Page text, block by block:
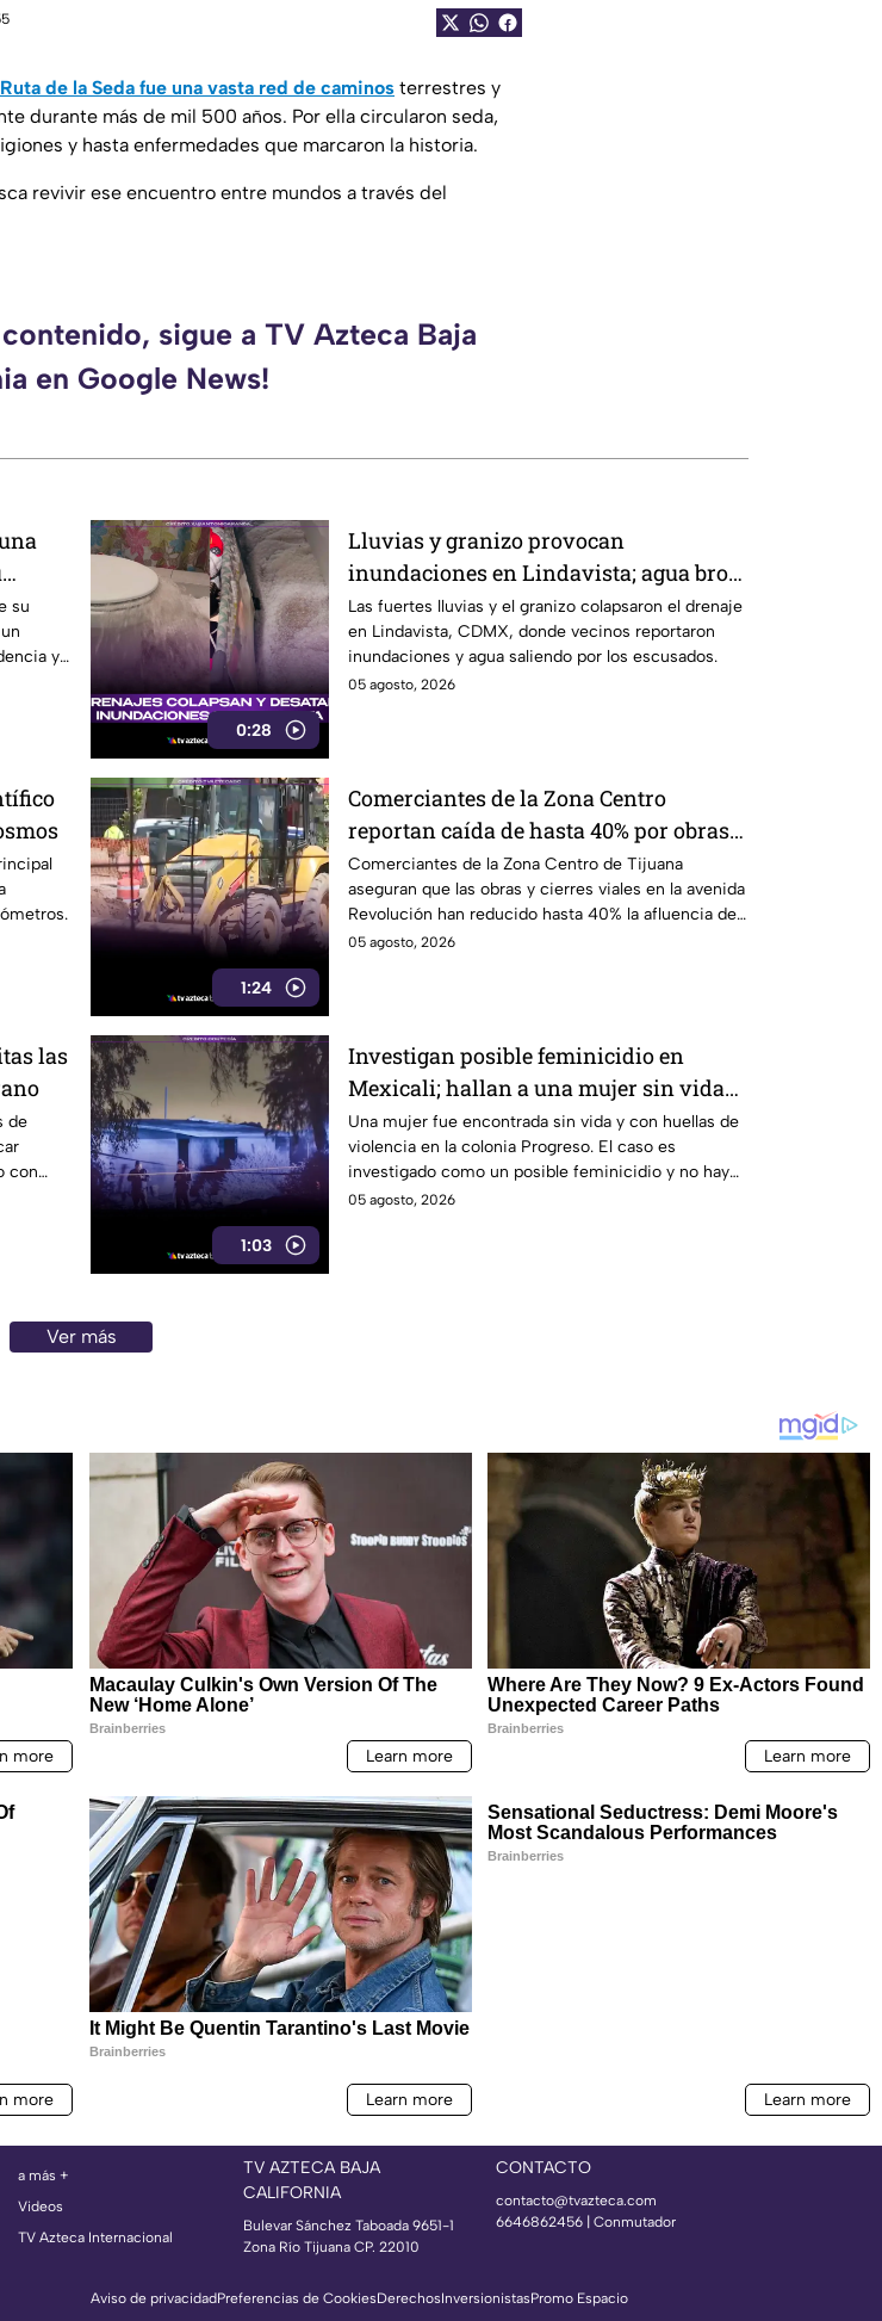
de la Seda fue una vasta red de caminos terrestres y
durante más de mil 500 años. Por ella circularon seda,
y hasta enfermedades que marcaron la historia.
revivir ese encuentro entre mundos a través del
sigue a TV Azteca Baja
en Google News!
su
y
0:28
Lluvias y granizo provocan
inundaciones en Lindavista; agua brota
de los escusados
Las fuertes lluvias y el granizo colapsaron el drenaje
en Lindavista, CDMX, donde vecinos reportaron
inundaciones y agua saliendo por los escusados.
05 agosto, 2026
1:24
Comerciantes de la Zona Centro
reportan caída de hasta 40% por obras
en avenida Revolución
Comerciantes de la Zona Centro de Tijuana
aseguran que las obras y cierres viales en la avenida
Revolución han reducido hasta 40% la afluencia de
clientes.
05 agosto, 2026
las
de
con
1:03
Investigan posible feminicidio en
Mexicali; hallan a una mujer sin vida
con huellas de violencia
Una mujer fue encontrada sin vida y con huellas de
violencia en la colonia Progreso. El caso es
investigado como un posible feminicidio y no hay
detenidos.
05 agosto, 2026
Ver más
a más +
Videos
TV Azteca Internacional
TV AZTECA BAJA
CALIFORNIA
Bulevar Sánchez Taboada 9651-1
Zona Río Tijuana CP. 22010
CONTACTO
contacto@tvazteca.com
6646862456 | Conmutador
Aviso de privacidadPreferencias de CookiesDerechosInversionistasPromo Espacio